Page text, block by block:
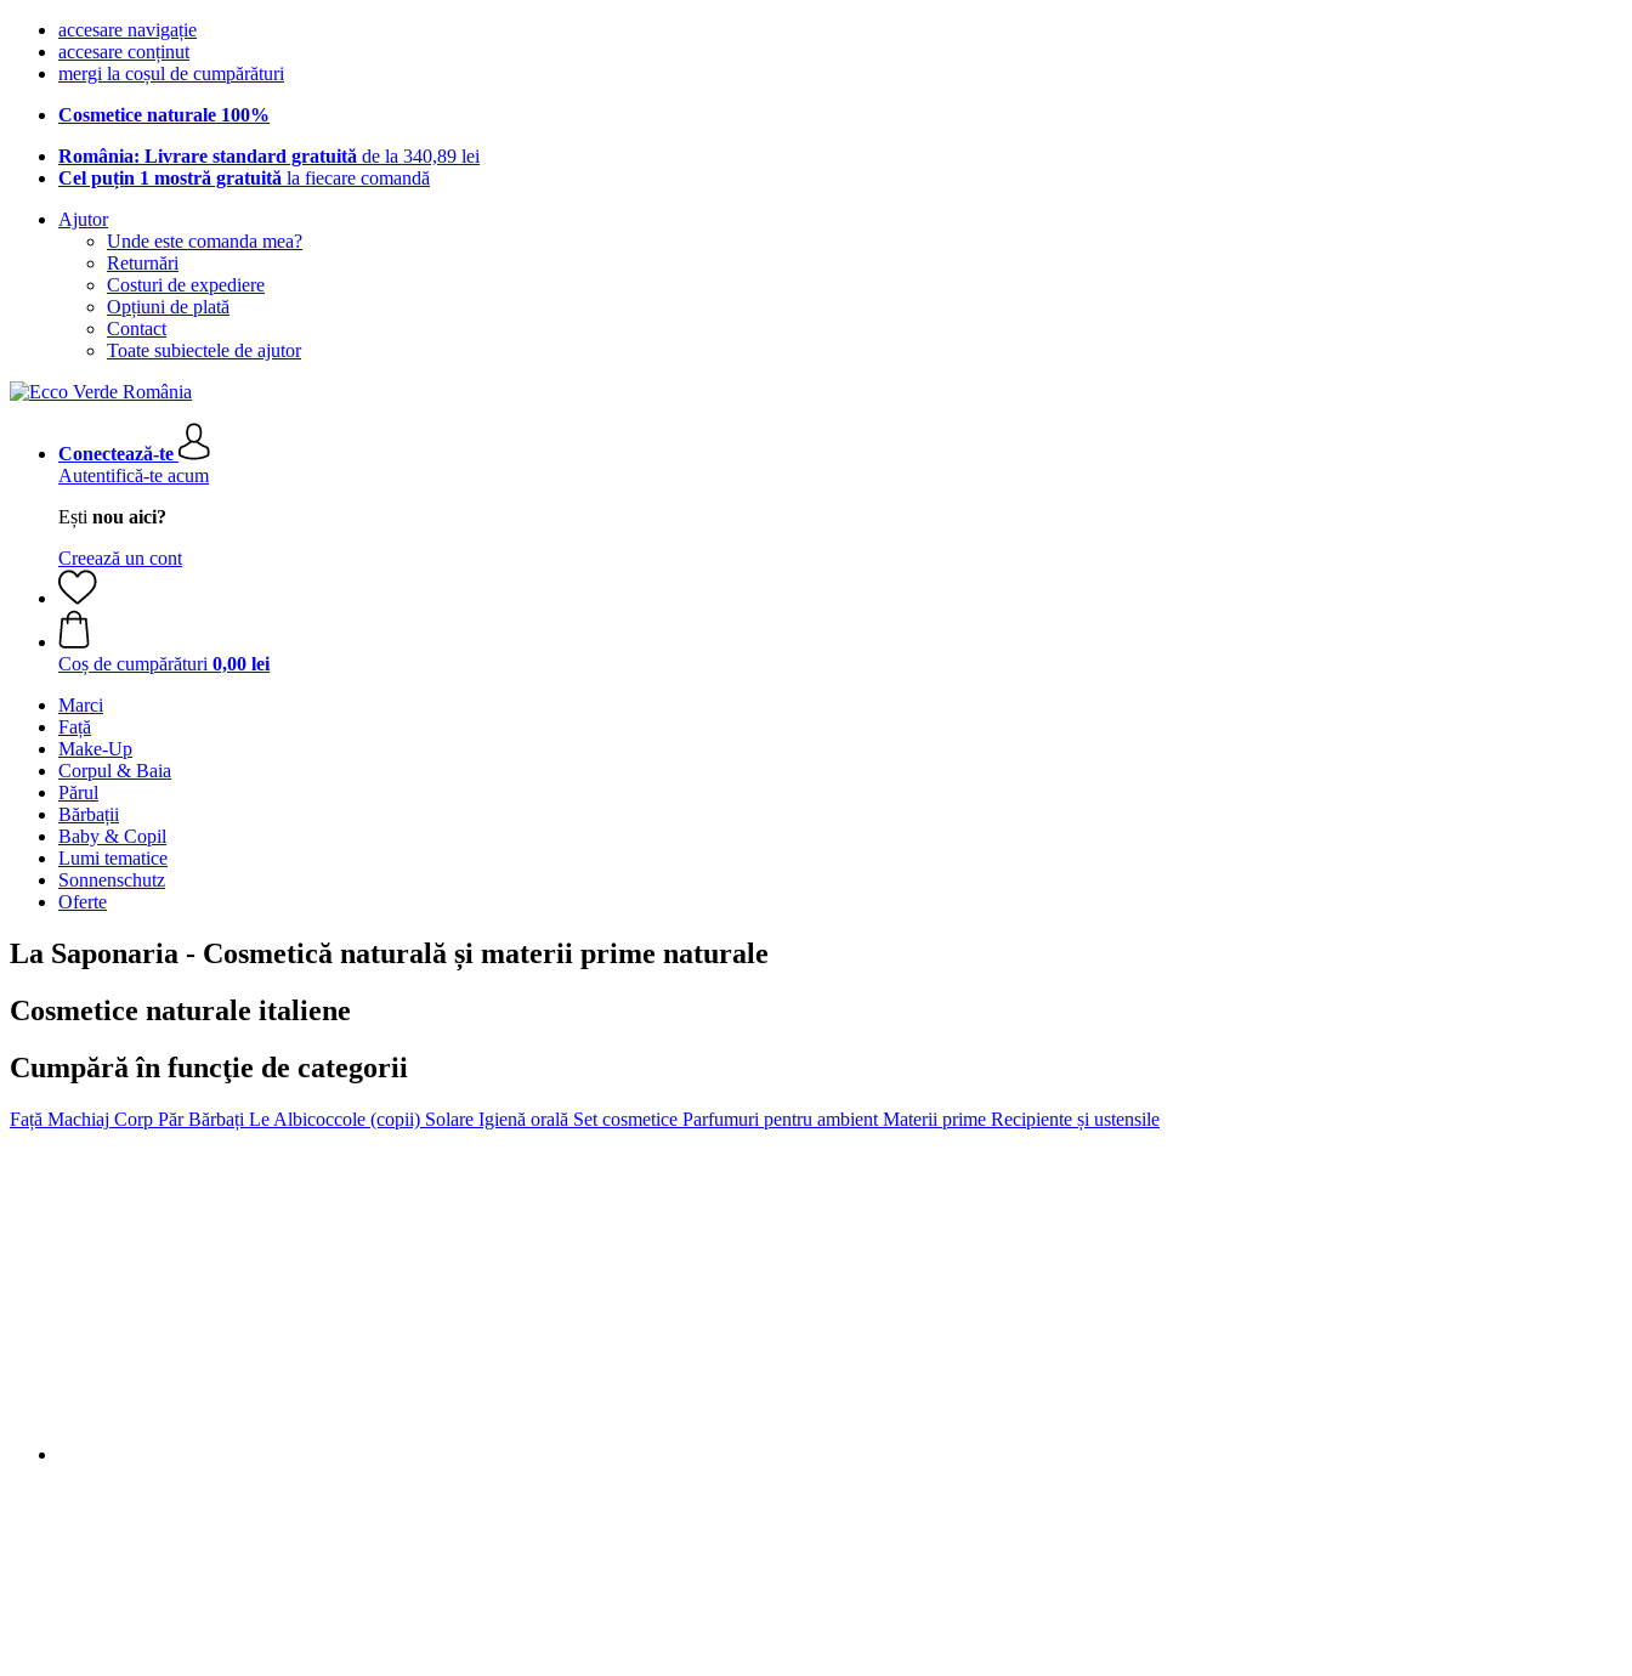
accesare navigație
accesare conținut
mergi la coșul de cumpărături
Cosmetice naturale 100%
România: Livrare standard gratuită de la 340,89 lei
Cel puțin 1 mostră gratuită la fiecare comandă
Ajutor
Unde este comanda mea?
Returnări
Costuri de expediere
Opțiuni de plată
Contact
Toate subiectele de ajutor
Conectează-te
Autentifică-te acum
Ești nou aici?
Creează un cont
Coș de cumpărături 0,00 lei
Marci
Față
Make-Up
Corpul & Baia
Părul
Bărbații
Baby & Copil
Lumi tematice
Sonnenschutz
Oferte
La Saponaria - Cosmetică naturală și materii prime naturale
Cosmetice naturale italiene
Cumpără în funcţie de categorii
Față Machiaj Corp Păr Bărbați Le Albicoccole (copii) Solare Igienă orală Set cosmetice Parfumuri pentru ambient Materii prime Recipiente și ustensile